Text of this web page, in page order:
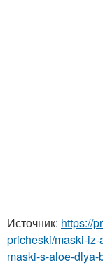
Источник: https://
pricheski/maski-
maski-s-aloe-